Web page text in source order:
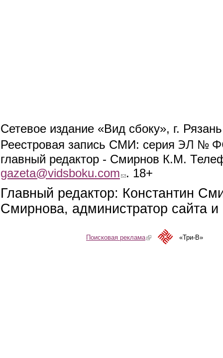
Сетевое издание «Вид сбоку», г.
Реестровая запись СМИ: серия ЭЛ №
главный редактор - Смирнов К.М.
gazeta@vidsboku.com (link sends e-mail)
. 18+
Главный редактор: Константин
Смирнова, администратор сайта
Поисковая реклама(link is external)«Три-В»